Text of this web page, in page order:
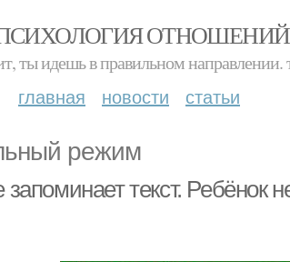
ОТНОШЕНИЙ
ты идешь в правильном
главная новости статьи
режим
запоминает текст. Ребёнок